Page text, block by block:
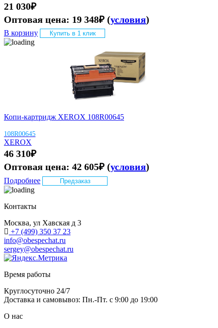
21 030₽
Оптовая цена: 19 348₽ (условия)
В корзину Купить в 1 клик
Копи-картридж XEROX 108R00645
108R00645
XEROX
46 310₽
Оптовая цена: 42 605₽ (условия)
Подробнее Предзаказ
Контакты
Москва, ул Хавская д 3
+7 (499) 350 37 23
info@obespechat.ru
sergey@obespechat.ru
Время работы
Круглосуточно 24/7
Доставка и самовывоз: Пн.-Пт. с 9:00 до 19:00
О нас